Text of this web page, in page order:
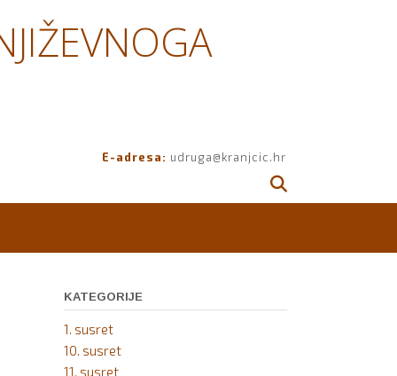
E-adresa: udruga@kranjcic.hr
KATEGORIJE
1. susret
10. susret
11. susret